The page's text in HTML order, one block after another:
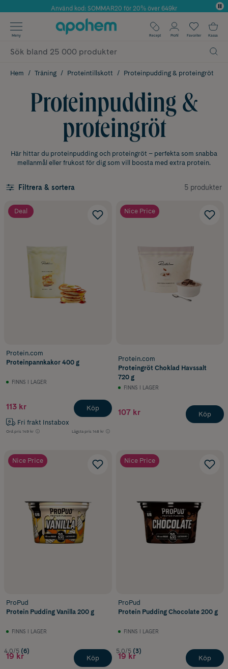
Årets Butik 2025 inom Skönhet
Använd kod: SOMMAR20 för 20% över 649kr
✓ Fri frakt
✓ Poäng på alla köp*
Meny Recept Profil Favoriter Kassa
Hem Träning Proteintillskott Proteinpudding & proteingröt
Proteinpudding &
proteingröt
Här hittar du proteinpudding och proteingröt – perfekta som snabba
mellanmål eller frukost för dig som vill boosta med extra protein.
Filtrera & sortera 5 produkter
Deal
Protein.com
Proteinpannkakor 400 g
FINNS I LAGER
113 kr
Fri frakt Instabox
Ord.pris 149 kr Lägsta pris 148 kr
Köp
Nice Price
Protein.com
Proteingröt Choklad Havssalt
720 g
FINNS I LAGER
107 kr Köp
Nice Price
ProPud
Protein Pudding Vanilla 200 g
FINNS I LAGER
4.0/5 (6)
19 kr Köp
Nice Price
ProPud
Protein Pudding Chocolate 200 g
FINNS I LAGER
5.0/5 (3)
19 kr Köp